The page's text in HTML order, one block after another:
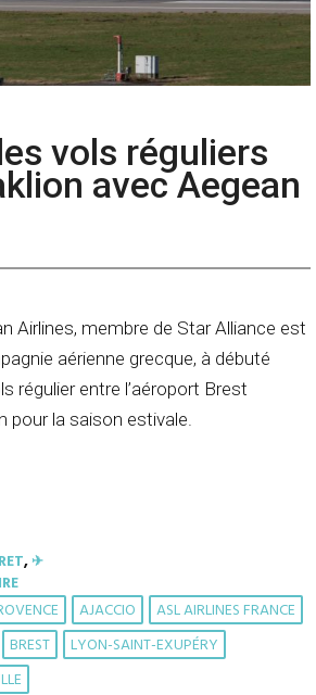
vols réguliers
avec Aegean
Airlines, membre de Star Alliance est
aérienne grecque, à débuté
régulier entre l’aéroport Brest
pour la saison estivale.
,✈︎
AJACCIO
ASL AIRLINES FRANCE
BREST
LYON-SAINT-EXUPÉRY